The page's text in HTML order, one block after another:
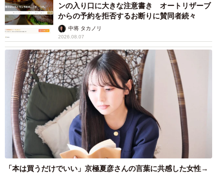
ンの入り口に大きな注意書き オートリザーブ
からの予約を拒否するお断りに賛同者続々
中将 タカノリ
2026.08.07
「本は買うだけでいい」京極夏彦さんの言葉に共感した女性→